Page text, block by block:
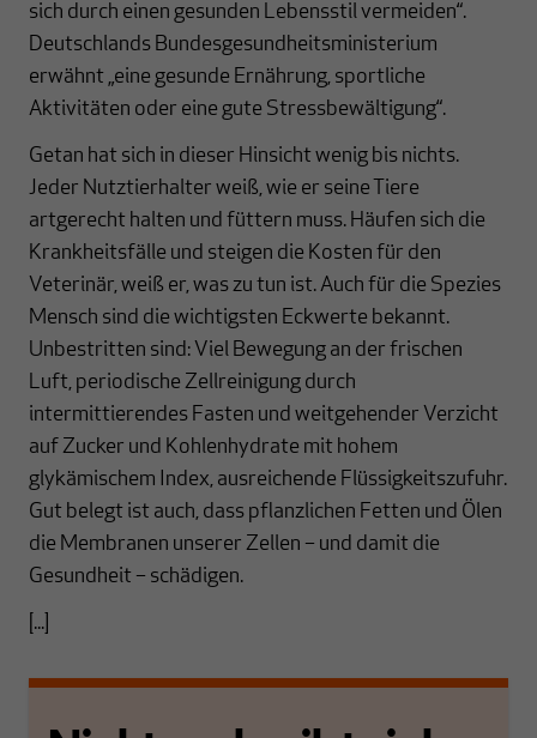
sich durch einen gesunden Lebensstil vermeiden“.
Deutschlands Bundesgesundheitsministerium
erwähnt „eine gesunde Ernährung, sportliche
Aktivitäten oder eine gute Stressbewältigung“.
Getan hat sich in dieser Hinsicht wenig bis nichts.
Jeder Nutztierhalter weiß, wie er seine Tiere
artgerecht halten und füttern muss. Häufen sich die
Krankheitsfälle und steigen die Kosten für den
Veterinär, weiß er, was zu tun ist. Auch für die Spezies
Mensch sind die wichtigsten Eckwerte bekannt.
Unbestritten sind: Viel Bewegung an der frischen
Luft, periodische Zellreinigung durch
intermittierendes Fasten und weitgehender Verzicht
auf Zucker und Kohlenhydrate mit hohem
glykämischem Index, ausreichende Flüssigkeitszufuhr.
Gut belegt ist auch, dass pflanzlichen Fetten und Ölen
die Membranen unserer Zellen – und damit die
Gesundheit – schädigen.
[...]